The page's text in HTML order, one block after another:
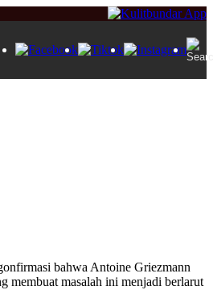
bahwa Antoine Griezmann
membuat masalah ini menjadi berlarut